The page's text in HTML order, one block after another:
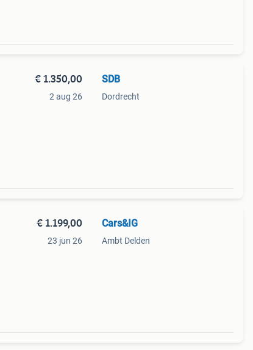
€ 1.350,00
2 aug 26
SDB
Dordrecht
€ 1.199,00
23 jun 26
Cars&IG
Ambt Delden